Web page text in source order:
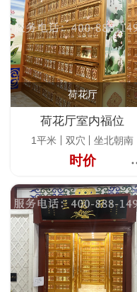
荷花厅
荷花厅室内福位
1平米 双穴 坐北朝南
时价